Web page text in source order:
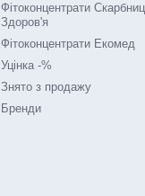
Фітоконцентрати
Здоров'я
Фітоконцентрати Екомед
Уцінка -%
Знято з продажу
Бренди